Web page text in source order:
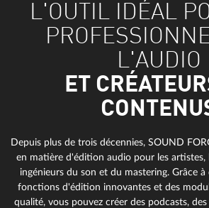
L'OUTIL IDÉAL
L'AUDIO
ET
Depuis plus de trois décennies, SOUND
en matière d'édition audio pour les artistes,
ingénieurs du son et du mastering. Grâce à
fonctions d'édition innovantes et des
qualité, vous pouvez créer des podcasts,